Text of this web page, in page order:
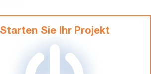
Starten Sie Ihr Projekt